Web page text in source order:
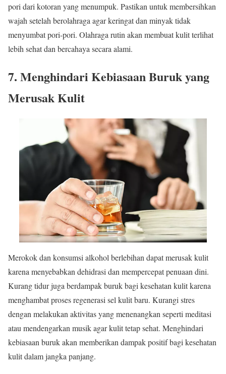
pori dari kotoran yang menumpuk. Pastikan untuk membersihkan
wajah setelah berolahraga agar keringat dan minyak tidak
menyumbat pori-pori. Olahraga rutin akan membuat kulit terlihat
lebih sehat dan bercahaya secara alami.
7. Menghindari Kebiasaan Buruk yang
Merusak Kulit
Merokok dan konsumsi alkohol berlebihan dapat merusak kulit
karena menyebabkan dehidrasi dan mempercepat penuaan dini.
Kurang tidur juga berdampak buruk bagi kesehatan kulit karena
menghambat proses regenerasi sel kulit baru. Kurangi stres
dengan melakukan aktivitas yang menenangkan seperti meditasi
atau mendengarkan musik agar kulit tetap sehat. Menghindari
kebiasaan buruk akan memberikan dampak positif bagi kesehatan
kulit dalam jangka panjang.